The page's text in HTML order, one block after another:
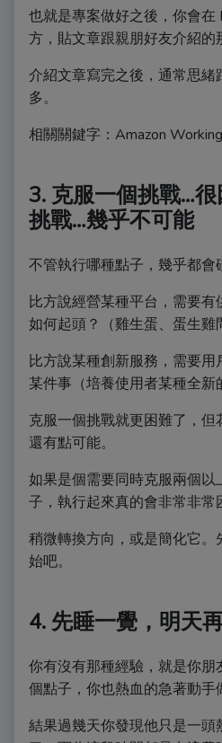
也就是專案做好之後，你會在
方，貼文章跟親朋好友介紹的
介紹文章寫完之後，通常思
多。
相關關鍵字：Amazon
3. 克服一個挑戰…
挑戰…幾乎不可能
不管執行哪種點子，幾乎都會
比方說經營某種平台，需要
如何起頭？（雞生蛋、蛋生雞
比方說某種創新服務，需要
某件事（培養使用者某種全新
克服一個挑戰就更困難了，
還有點可能。
如果是個需要同時克服兩個
子，執行起來真的會非常非常
稍微轉換方向，或是簡化它
始吧。
4. 先睡一覺，明天
你有沒有那種經驗，就是你
個點子，你也熱血的急著動手
結果過幾天你發現他只是一頭